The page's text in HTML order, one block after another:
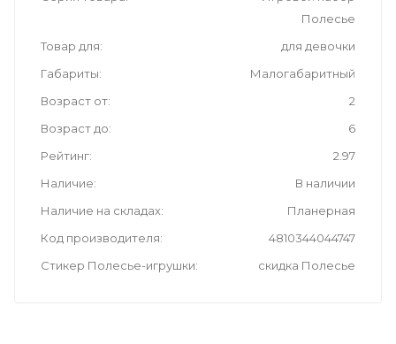
Полесье
Товар для
для девочки
Габариты
Малогабаритный
Возраст от
2
Возраст до
6
Рейтинг
2.97
Наличие
В наличии
Наличие на складах
Планерная
Код производителя
4810344044747
Стикер Полесье-игрушки
скидка Полесье